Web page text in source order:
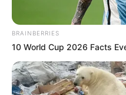
BRAINBERRIES
10 World Cup 2026 Facts